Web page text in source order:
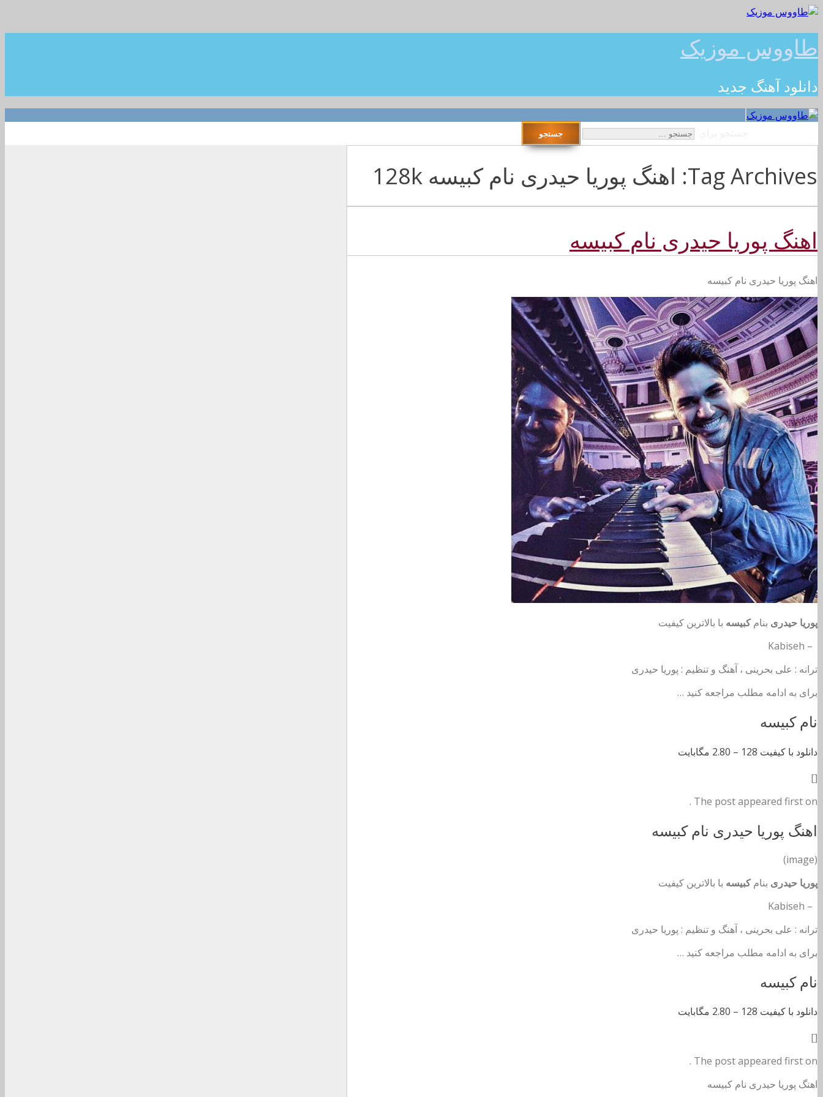
طاووس موزیک
دانلود آهنگ جدید
Tag Archives: اهنگ پوریا حیدری نام کبیسه 128k
اهنگ پوریا حیدری نام کبیسه
اهنگ پوریا حیدری نام کبیسه
پوریا حیدری بنامکبیسه با بالاترین کیفیت
– Kabiseh
ترانه : علی بحرینی ، آهنگ و تنظیم : پوریا حیدری
برای به ادامه مطلب مراجعه کنید …
نام کبیسه
دانلود با کیفیت 128 –
2.80 مگابایت
[]
The post appeared first on .
اهنگ پوریا حیدری نام کبیسه
(image)
پوریا حیدری بنامکبیسه با بالاترین کیفیت
– Kabiseh
ترانه : علی بحرینی ، آهنگ و تنظیم : پوریا حیدری
برای به ادامه مطلب مراجعه کنید …
نام کبیسه
دانلود با کیفیت 128 –
2.80 مگابایت
[]
The post appeared first on .
اهنگ پوریا حیدری نام کبیسه